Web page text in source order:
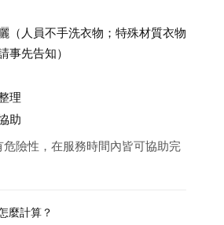
（人員不手洗衣物；特殊材質衣物
事先告知）
理
助
危險性，在服務時間內皆可協助完
麼計算？